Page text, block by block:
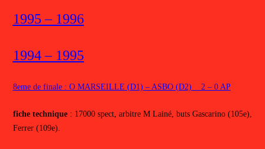
1995 – 1996
1994 – 1995
8eme de finale : O MARSEILLE (D1) – ASBO (D2) 2 – 0 AP
fiche technique: 17000 spect, arbitre M Lainé, buts Gascarino (105e),
Ferrer (109e).